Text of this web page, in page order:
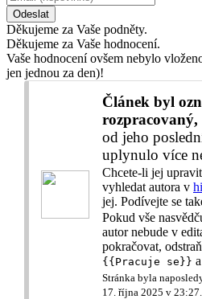
Odeslat
Děkujeme za Vaše podněty.
Děkujeme za Vaše hodnocení.
Vaše hodnocení ovšem nebylo
jen jednou za den)!
Článek byl
rozpracovaný,
od jeho
uplynulo více
Chcete-li jej
vyhledat autora v
jej. Podívejte se
Pokud vše
autor nebude v
pokračovat,
{{Pracuje se}}
Stránka byla
17. října 2025 v 23:27.